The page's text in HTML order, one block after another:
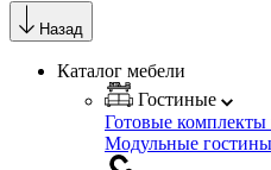
Назад
Каталог мебели
Гостиные
Готовые
Модульные